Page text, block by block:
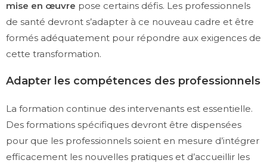
mise en œuvre pose certains défis. Les professionnels
de santé devront s’adapter à ce nouveau cadre et être
formés adéquatement pour répondre aux exigences de
cette transformation.
Adapter les compétences des professionnels
La formation continue des intervenants est essentielle.
Des formations spécifiques devront être dispensées
pour que les professionnels soient en mesure d’intégrer
efficacement les nouvelles pratiques et d’accueillir les